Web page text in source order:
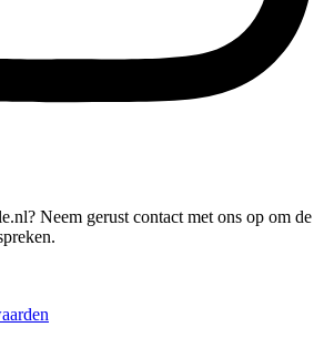
Neem gerust contact met ons op om de